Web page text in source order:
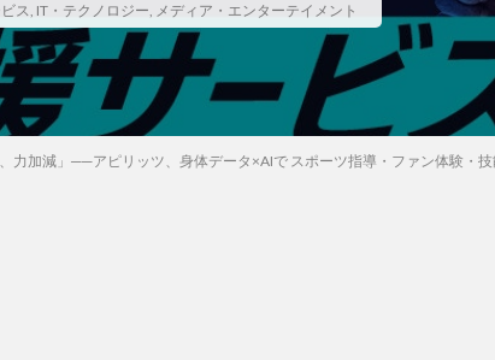
ス, IT・テクノロジー, メディア・エンターテイメント
、力加減」──アピリッツ、身体データ×AIで スポーツ指導・ファン体験・